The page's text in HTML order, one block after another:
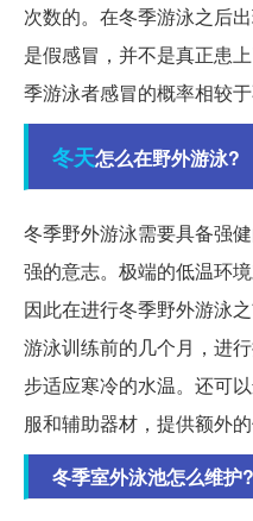
次数的。在冬季游泳之后
是假感冒，并不是真正患
季游泳者感冒的概率相较于
冬天怎么在野外游泳?
冬季野外游泳需要具备强
强的意志。极端的低温环
因此在进行冬季野外游泳
游泳训练前的几个月，进
步适应寒冷的水温。还可
服和辅助器材，提供额外的
冬季室外泳池怎么维护?